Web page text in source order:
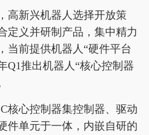
高新兴机器人选择开放策
定义并研制产品，集中精力
当前提供机器人“硬件平台
Q1推出机器人“核心控制器
核心控制器集控制器、驱动
件单元于一体，内嵌自研的